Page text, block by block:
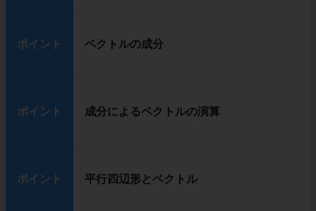
ポイント ベクトルの成分
ポイント 成分によるベクトルの演算
ポイント 平行四辺形とベクトル